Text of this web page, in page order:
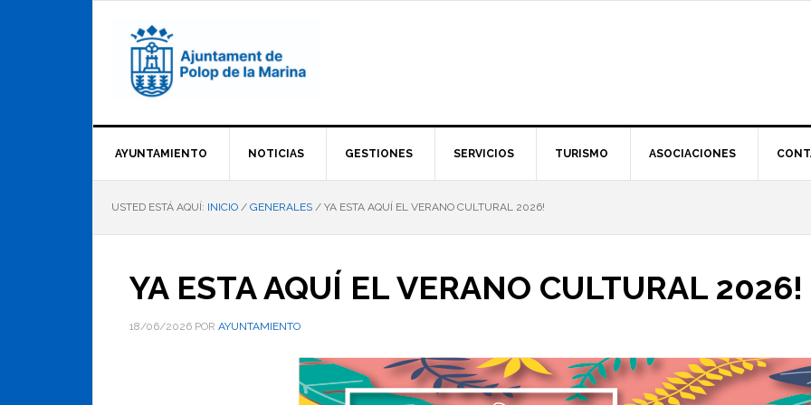
AYUNTAMIENTO NOTICIAS GESTIONES SERVICIOS TURISMO ASOCIACIONES
USTED ESTÁ AQUÍ: INICIO / GENERALES / YA ESTA AQUÍ EL VERANO CULTURAL 2026!
YA ESTA AQUÍ EL VERANO CULTURAL 2026!
18/06/2026 POR AYUNTAMIENTO